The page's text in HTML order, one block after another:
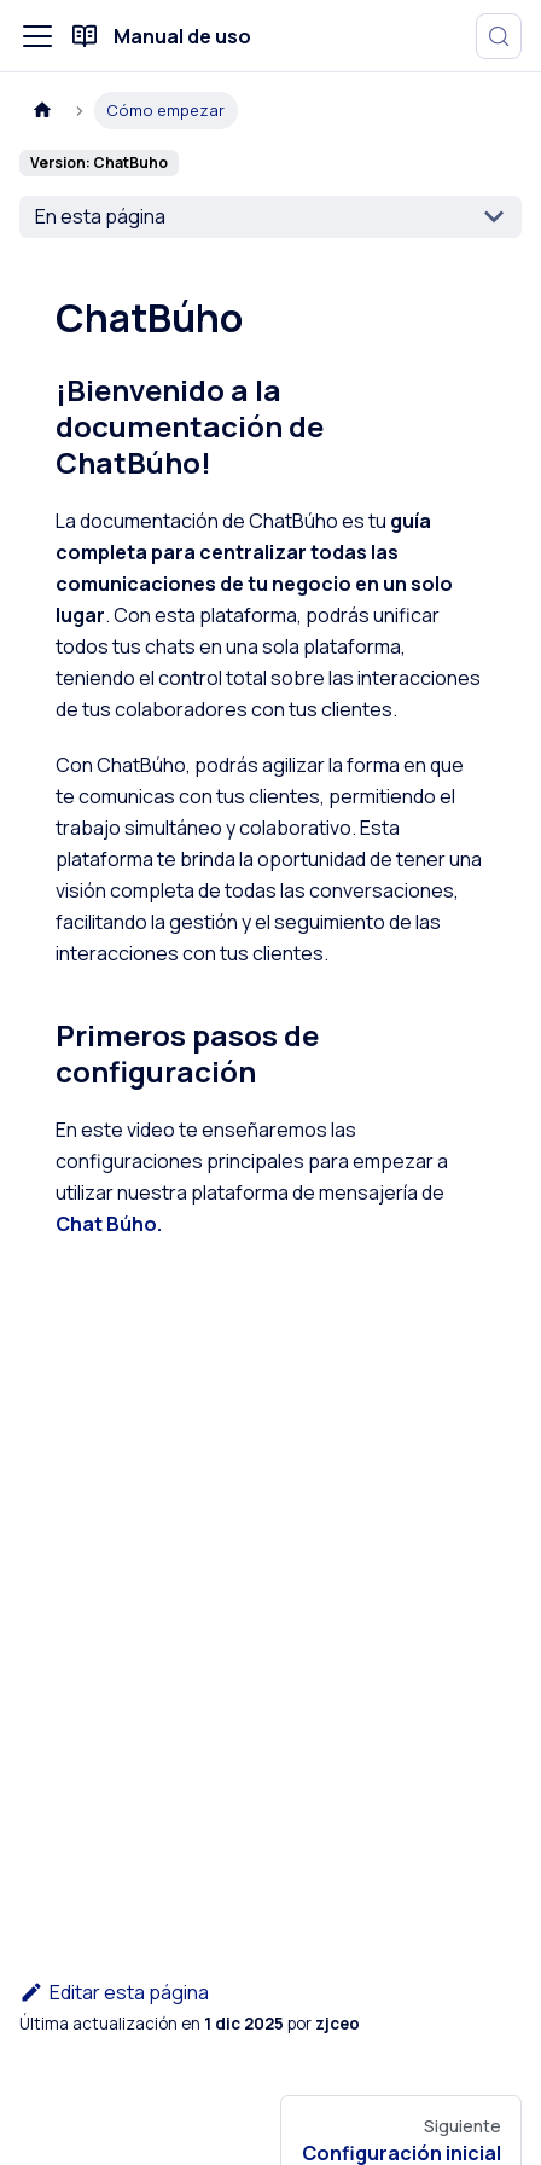
Manual de uso
Cómo empezar
Version: ChatBuho
En esta página
ChatBúho
¡Bienvenido a la
documentación de
ChatBúho!
La documentación de ChatBúho es tu guía
completa para centralizar todas las
comunicaciones de tu negocio en un solo
lugar. Con esta plataforma, podrás unificar
todos tus chats en una sola plataforma,
teniendo el control total sobre las interacciones
de tus colaboradores con tus clientes.
Con ChatBúho, podrás agilizar la forma en que
te comunicas con tus clientes, permitiendo el
trabajo simultáneo y colaborativo. Esta
plataforma te brinda la oportunidad de tener una
visión completa de todas las conversaciones,
facilitando la gestión y el seguimiento de las
interacciones con tus clientes.
Primeros pasos de
configuración
En este video te enseñaremos las
configuraciones principales para empezar a
utilizar nuestra plataforma de mensajería de
Chat Búho.
Editar esta página
Última actualización en 1 dic 2025 por zjceo
Siguiente
Configuración inicial